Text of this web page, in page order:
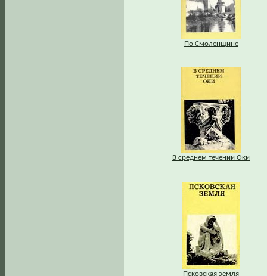
По Смоленщине
В среднем течении Оки
Псковская земля